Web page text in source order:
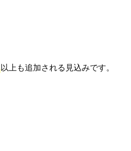
以上も追加される見込みです。